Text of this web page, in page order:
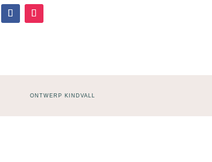
ONTWERP KINDVALL